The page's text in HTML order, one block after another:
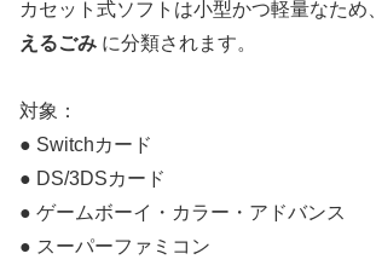
カセット式ソフトは小型かつ軽量なため
えるごみ に分類されます。
対象：
● Switchカード
● DS/3DSカード
● ゲームボーイ・カラー・アドバンス
● スーパーファミコン